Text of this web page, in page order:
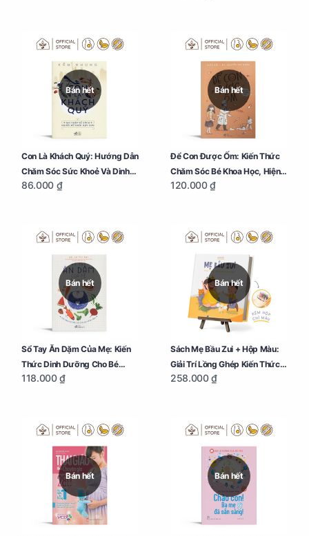
Bán hết
Con Là Khách Quý: Hướng Dẫn
Chăm Sóc Sức Khoẻ Và Dinh
Dưỡng Cho Bé
86.000 ₫
Bán hết
Để Con Được Ốm: Kiến Thức
Chăm Sóc Bé Khoa Học, Hiện
Đại
120.000 ₫
Bán hết
Sổ Tay Ăn Dặm Của Mẹ: Kiến
Thức Dinh Dưỡng Cho Bé
Trong Tuổi Ăn Dặm
118.000 ₫
Bán hết
Sách Mẹ Bầu Zui + Hộp Màu:
Giải Trí Lồng Ghép Kiến Thức
Và Lời Khuyên Mang Thai Bổ
258.000 ₫
Bán hết Bán hết